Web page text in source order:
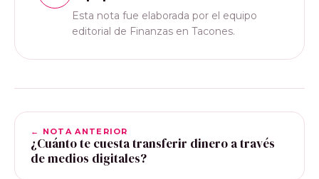
Esta nota fue elaborada por el equipo
editorial de Finanzas en Tacones.
← NOTA ANTERIOR
¿Cuánto te cuesta transferir dinero a través
de medios digitales?